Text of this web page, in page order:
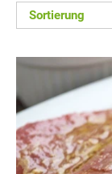
Sortierung